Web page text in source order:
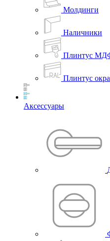
Молдинги
Наличники
Плинтус
Плинтус
Аксессуары